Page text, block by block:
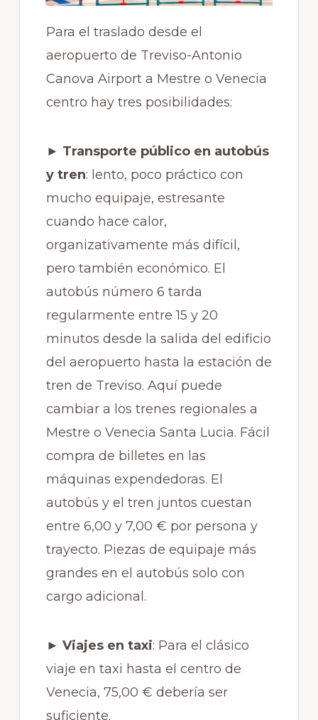
Para el traslado desde el
aeropuerto de Treviso-Antonio
Canova Airport a Mestre o Venecia
centro hay tres posibilidades:
► Transporte público en autobús
y tren: lento, poco práctico con
mucho equipaje, estresante
cuando hace calor,
organizativamente más difícil,
pero también económico. El
autobús número 6 tarda
regularmente entre 15 y 20
minutos desde la salida del edificio
del aeropuerto hasta la estación de
tren de Treviso. Aquí puede
cambiar a los trenes regionales a
Mestre o Venecia Santa Lucia. Fácil
compra de billetes en las
máquinas expendedoras. El
autobús y el tren juntos cuestan
entre 6,00 y 7,00 € por persona y
trayecto. Piezas de equipaje más
grandes en el autobús solo con
cargo adicional.
► Viajes en taxi: Para el clásico
viaje en taxi hasta el centro de
Venecia, 75,00 € debería ser
suficiente.